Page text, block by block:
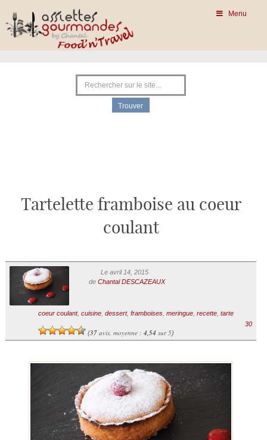
Menu
Tartelette framboise au coeur
coulant
Le avril 14, 2015
de Chantal DESCAZEAUX
coeur coulant, cuisine, dessert, framboises, meringue, recette, tarte
(37avis, moyenne : 4,54sur 5)
30